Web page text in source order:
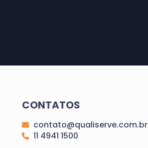
CONTATOS
contato@qualiserve.com.br
11 4941 1500